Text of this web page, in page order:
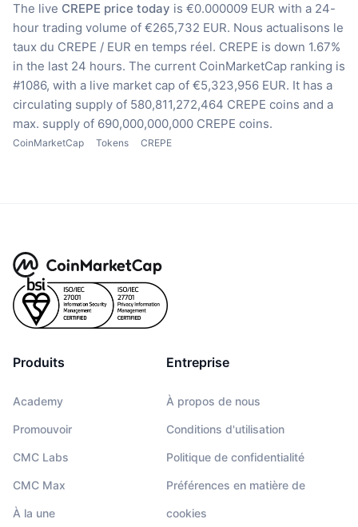
The live CREPE price today is €0.000009 EUR with a 24-
hour trading volume of €265,732 EUR. Nous actualisons le
taux du CREPE / EUR en temps réel. CREPE is down 1.67%
in the last 24 hours. The current CoinMarketCap ranking is
#1086, with a live market cap of €5,323,956 EUR. It has a
circulating supply of 580,811,272,464 CREPE coins and a
max. supply of 690,000,000,000 CREPE coins.
CoinMarketCap Tokens CREPE
Produits
Academy
Promouvoir
CMC Labs
CMC Max
À la une
Entreprise
À propos de nous
Conditions d'utilisation
Politique de confidentialité
Préférences en matière de
cookies